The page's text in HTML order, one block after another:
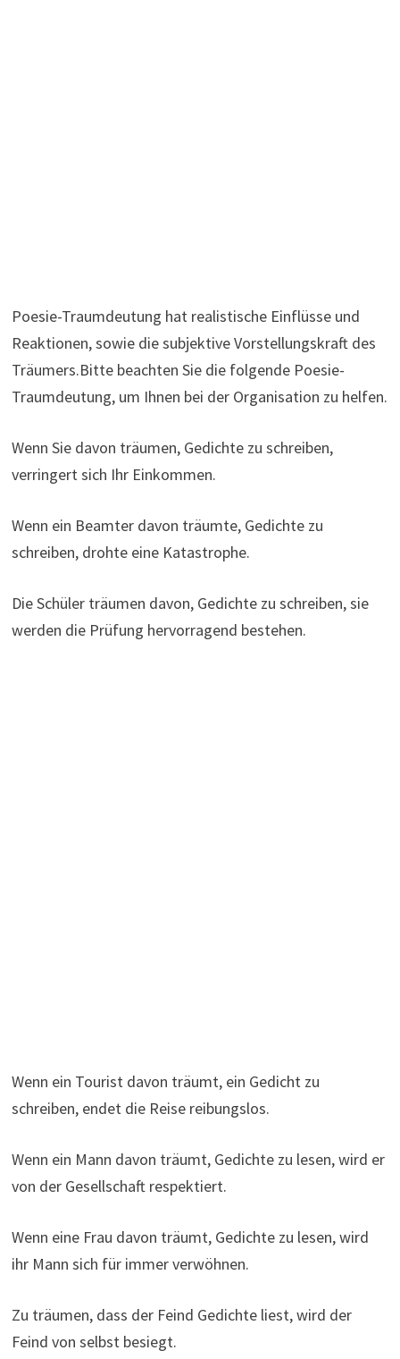
Poesie-Traumdeutung hat realistische Einflüsse und
Reaktionen, sowie die subjektive Vorstellungskraft des
Träumers.Bitte beachten Sie die folgende Poesie-
Traumdeutung, um Ihnen bei der Organisation zu helfen.
Wenn Sie davon träumen, Gedichte zu schreiben,
verringert sich Ihr Einkommen.
Wenn ein Beamter davon träumte, Gedichte zu
schreiben, drohte eine Katastrophe.
Die Schüler träumen davon, Gedichte zu schreiben, sie
werden die Prüfung hervorragend bestehen.
Wenn ein Tourist davon träumt, ein Gedicht zu
schreiben, endet die Reise reibungslos.
Wenn ein Mann davon träumt, Gedichte zu lesen, wird er
von der Gesellschaft respektiert.
Wenn eine Frau davon träumt, Gedichte zu lesen, wird
ihr Mann sich für immer verwöhnen.
Zu träumen, dass der Feind Gedichte liest, wird der
Feind von selbst besiegt.